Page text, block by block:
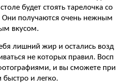
будет стоять тарелочка со
получаются очень нежным
вкусом.
лишний жир и остались возд
не которых правил. Восп
и вы сможете при
быстро и легко.